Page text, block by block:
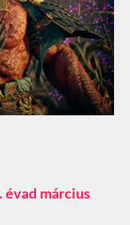
évad március